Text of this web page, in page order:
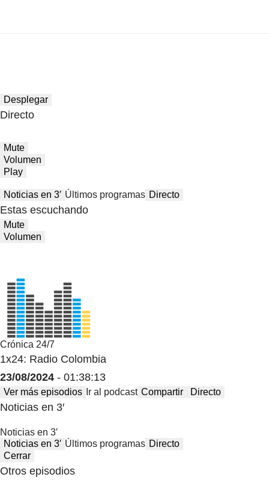
Desplegar
Directo
Mute
Volumen
Play
Noticias en 3′ Últimos programas Directo
Estas escuchando
Mute
Volumen
Crónica 24/7
1x24: Radio Colombia
23/08/2024 - 01:38:13
Ver más episodios Ir al podcast Compartir Directo
Noticias en 3′
Noticias en 3′
Noticias en 3′ Últimos programas Directo
Cerrar
Otros episodios